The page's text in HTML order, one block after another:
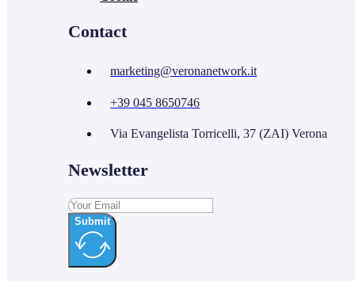
Contact
marketing@veronanetwork.it
+39 045 8650746
Via Evangelista Torricelli, 37 (ZAI) Verona
Newsletter
Submit